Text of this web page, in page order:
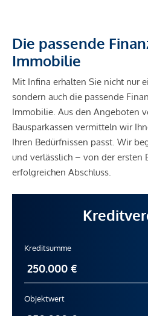
Die passende
Immobilie
Mit Infina erhalten Sie nicht nur
sondern auch die passende
Immobilie. Aus den Angeboten
Bausparkassen vermitteln wir
Ihren Bedürfnissen passt. Wir
und verlässlich – von der ersten
erfolgreichen Abschluss.
Kreditsumme
Objektwert